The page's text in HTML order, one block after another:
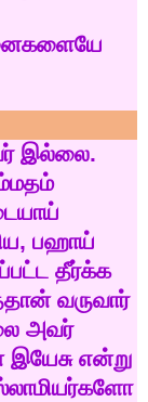
இல்லை.
, பஹாய்
தீர்க்க
வருவார்
அவர்
இயேசு என்று